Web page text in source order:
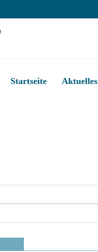
Startseite Aktuelles